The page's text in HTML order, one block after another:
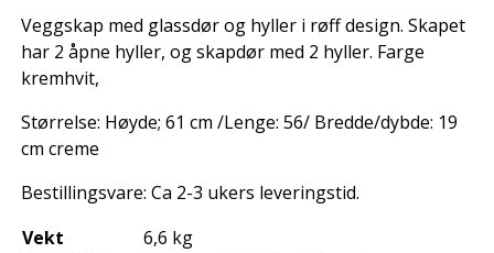
Veggskap med glassdør og hyller i røff design. Skapet
har 2 åpne hyller, og skapdør med 2 hyller. Farge
kremhvit,
Størrelse: Høyde; 61 cm /Lenge: 56/ Bredde/dybde: 19
cm creme
Bestillingsvare: Ca 2-3 ukers leveringstid.
Vekt
6,6 kg